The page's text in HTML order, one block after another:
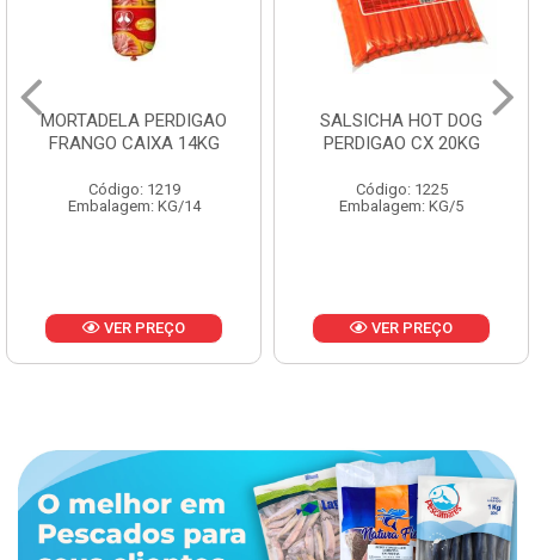
SALSICHA HOT DOG
PERDIGAO CX 20KG
Código: 1225
Embalagem: KG/5
VER PREÇO
PERNIL SUINO C/OSSO
COPAVEL KG
Código: 12301
Embalagem: CX/± 19,56 KG
VER PREÇO